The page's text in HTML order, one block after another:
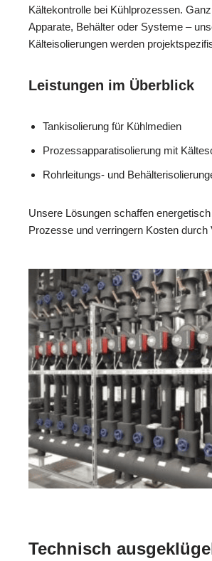
Kältekontrolle bei Kühlprozessen.
Apparate, Behälter oder Systeme –
Kälteisolierungen werden
Leistungen im Überblick
Tankisolierung für Kühlmedien
Prozessapparatisolierung mit
Rohrleitungs- und
Unsere Lösungen schaffen
Prozesse und verringern Kosten durch
Technisch